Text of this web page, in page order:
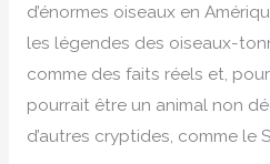
d’énormes oiseaux en
les légendes des oiseaux-
comme des faits réels et,
pourrait être un animal non
d’autres cryptides, comme le